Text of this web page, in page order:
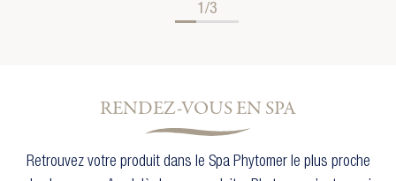
1/3
RENDEZ-VOUS EN SPA
Retrouvez votre produit dans le Spa Phytomer le plus proche